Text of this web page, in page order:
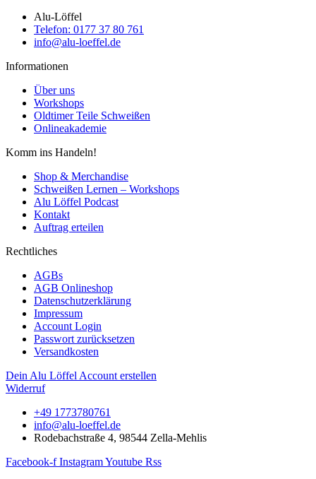
Alu-Löffel
Telefon: 0177 37 80 761
info@alu-loeffel.de
Informationen
Über uns
Workshops
Oldtimer Teile Schweißen
Onlineakademie
Komm ins Handeln!
Shop & Merchandise
Schweißen Lernen – Workshops
Alu Löffel Podcast
Kontakt
Auftrag erteilen
Rechtliches
AGBs
AGB Onlineshop
Datenschutzerklärung
Impressum
Account Login
Passwort zurücksetzen
Versandkosten
Dein Alu Löffel Account erstellen
Widerruf
+49 1773780761
info@alu-loeffel.de
Rodebachstraße 4, 98544 Zella-Mehlis
Facebook-f InstagramYoutube Rss